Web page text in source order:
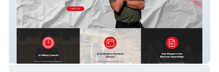
Greg McAfee Website